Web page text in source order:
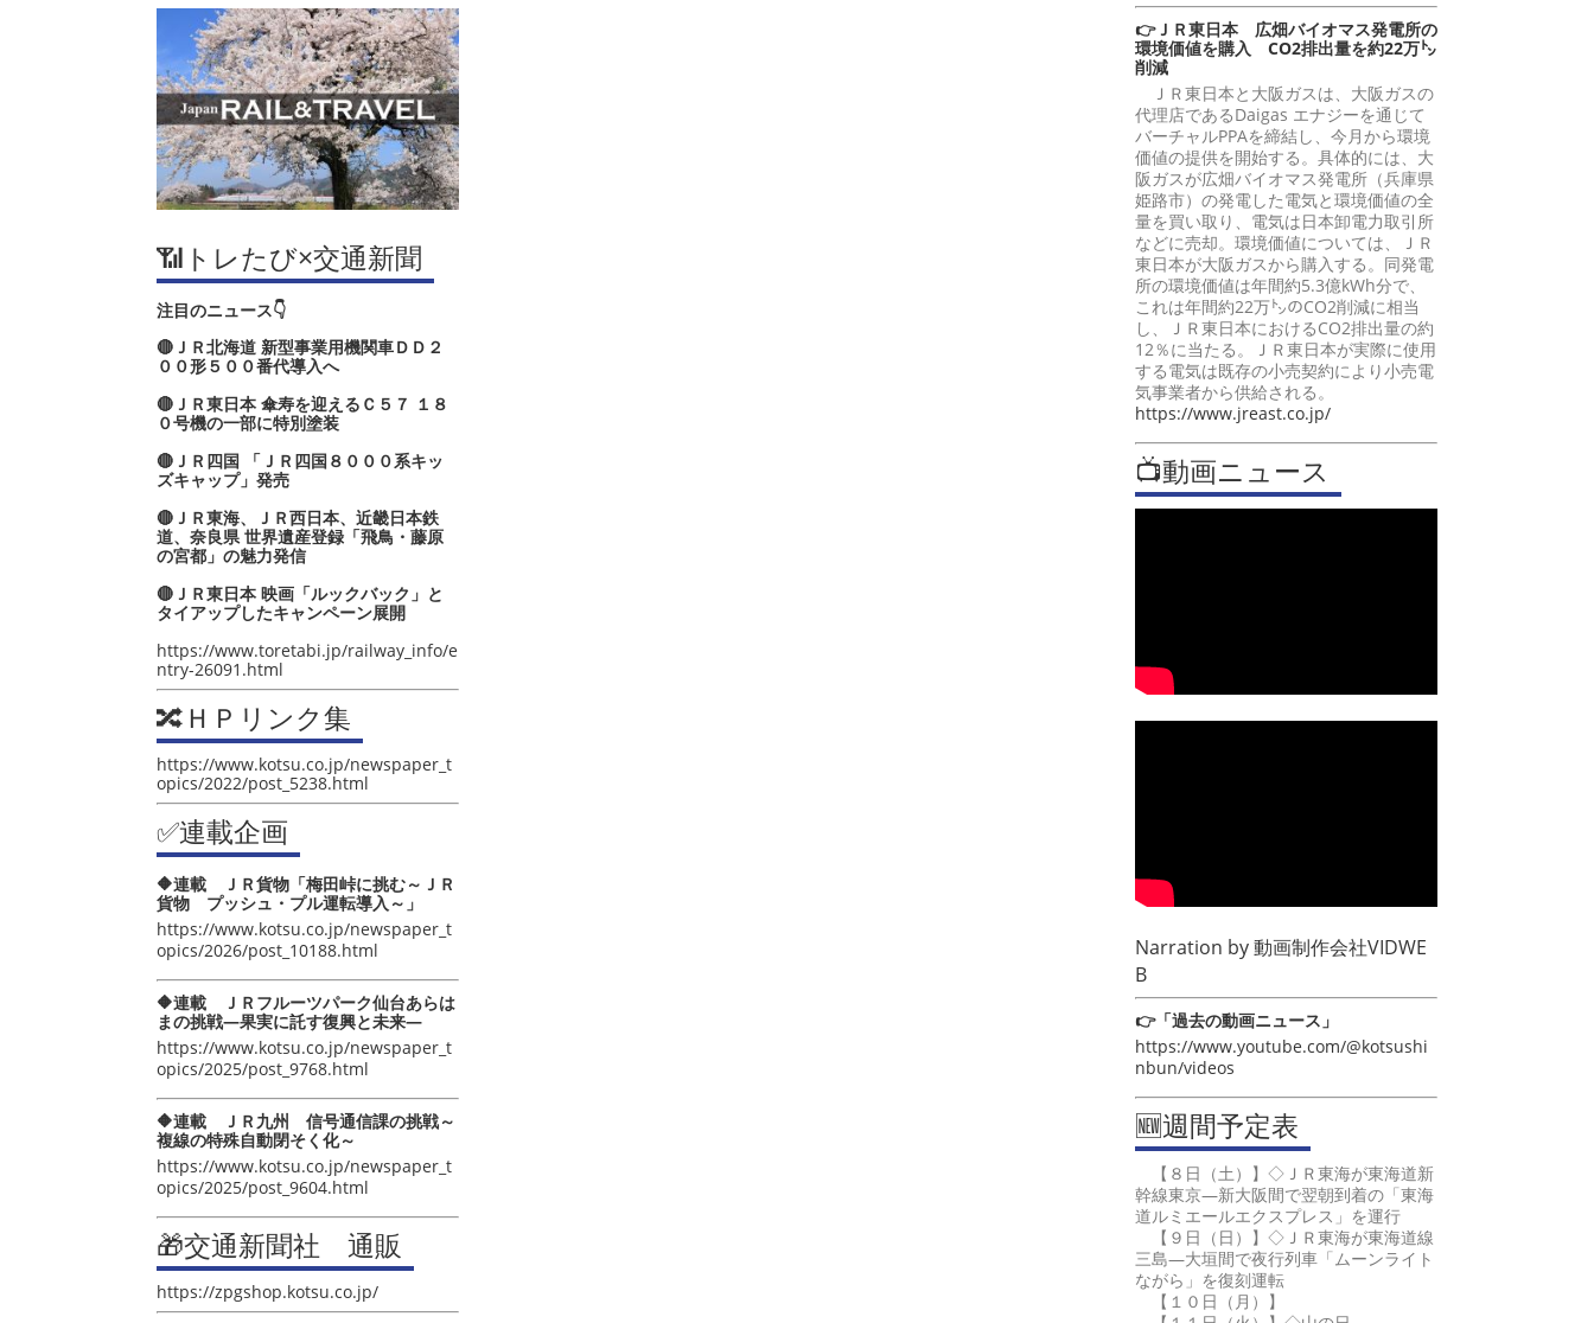
📶トレたび×交通新聞
注目のニュース👇
🔴ＪＲ北海道 新型事業用機関車ＤＤ２
００形５００番代導入へ
🔴ＪＲ東日本 傘寿を迎えるＣ５７ １８
０号機の一部に特別塗装
🔴ＪＲ四国 「ＪＲ四国８０００系キッ
ズキャップ」発売
🔴ＪＲ東海、ＪＲ西日本、近畿日本鉄
道、奈良県 世界遺産登録「飛鳥・藤原
の宮都」の魅力発信
🔴ＪＲ東日本 映画「ルックバック」と
タイアップしたキャンペーン展開
https://www.toretabi.jp/railway_info/e
ntry-26091.html
🔀ＨＰリンク集
https://www.kotsu.co.jp/newspaper_t
opics/2022/post_5238.html
✅連載企画
🔶連載 ＪＲ貨物「梅田峠に挑む～ＪＲ
貨物 プッシュ・プル運転導入～」
https://www.kotsu.co.jp/newspaper_t
opics/2026/post_10188.html
🔶連載 ＪＲフルーツパーク仙台あらは
まの挑戦―果実に託す復興と未来―
https://www.kotsu.co.jp/newspaper_t
opics/2025/post_9768.html
🔶連載 ＪＲ九州 信号通信課の挑戦～
複線の特殊自動閉そく化～
https://www.kotsu.co.jp/newspaper_t
opics/2025/post_9604.html
🎁交通新聞社 通販
https://zpgshop.kotsu.co.jp/
👉ＪＲ東日本 広畑バイオマス発電所の
環境価値を購入 CO2排出量を約22万㌧
削減
ＪＲ東日本と大阪ガスは、大阪ガスの
代理店であるDaigas エナジーを通じて
バーチャルPPAを締結し、今月から環境
価値の提供を開始する。具体的には、大
阪ガスが広畑バイオマス発電所（兵庫県
姫路市）の発電した電気と環境価値の全
量を買い取り、電気は日本卸電力取引所
などに売却。環境価値については、ＪＲ
東日本が大阪ガスから購入する。同発電
所の環境価値は年間約5.3億kWh分で、
これは年間約22万㌧のCO2削減に相当
し、ＪＲ東日本におけるCO2排出量の約
12％に当たる。ＪＲ東日本が実際に使用
する電気は既存の小売契約により小売電
気事業者から供給される。
https://www.jreast.co.jp/
📺動画ニュース
Narration by動画制作会社VIDWE
B
👉「過去の動画ニュース」
https://www.youtube.com/@kotsushi
nbun/videos
🆕週間予定表
【８日（土）】◇ＪＲ東海が東海道新
幹線東京―新大阪間で翌朝到着の「東海
道ルミエールエクスプレス」を運行
【９日（日）】◇ＪＲ東海が東海道線
三島―大垣間で夜行列車「ムーンライト
ながら」を復刻運転
【１０日（月）】